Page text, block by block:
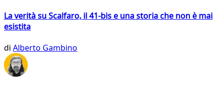
La verità su Scalfaro, il 41-bis e una storia che non è mai
esistita
di Alberto Gambino